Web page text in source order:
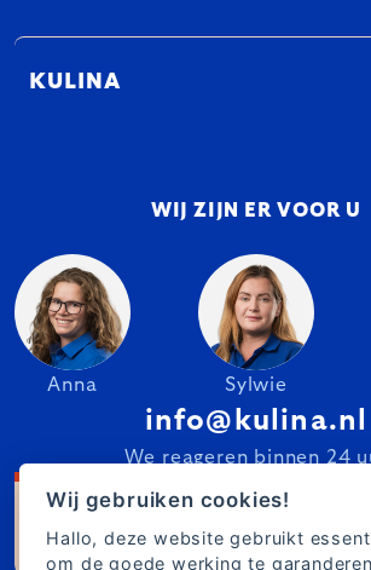
KULINA
WIJ ZIJN ER VOOR U
Anna Sylwie
info@kulina.nl
We reageren binnen 24
Wij gebruiken cookies!
Hallo, deze website gebruikt
om de goede werking te